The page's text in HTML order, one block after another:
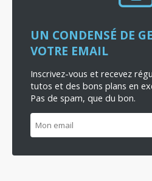
UN CONDENSÉ DE
VOTRE EMAIL
Inscrivez-vous et recevez
tutos et des bons plans en
Pas de spam, que du bon.